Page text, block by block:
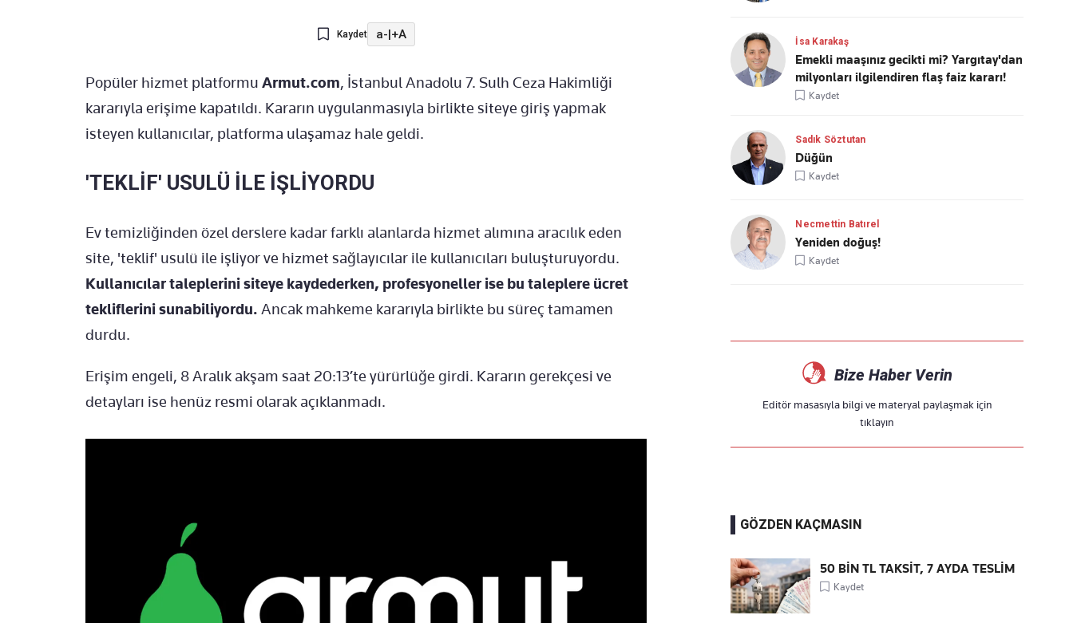
Kaydet a-|+A
Popüler hizmet platformu Armut.com, İstanbul Anadolu 7. Sulh Ceza Hakimliği
kararıyla erişime kapatıldı. Kararın uygulanmasıyla birlikte siteye giriş yapmak
isteyen kullanıcılar, platforma ulaşamaz hale geldi.
'TEKLİF' USULÜ İLE İŞLİYORDU
Ev temizliğinden özel derslere kadar farklı alanlarda hizmet alımına aracılık eden
site, 'teklif' usulü ile işliyor ve hizmet sağlayıcılar ile kullanıcıları buluşturuyordu.
Kullanıcılar taleplerini siteye kaydederken, profesyoneller ise bu taleplere ücret
tekliflerini sunabiliyordu. Ancak mahkeme kararıyla birlikte bu süreç tamamen
durdu.
Erişim engeli, 8 Aralık akşam saat 20:13’te yürürlüğe girdi. Kararın gerekçesi ve
detayları ise henüz resmi olarak açıklanmadı.
İsa Karakaş
Emekli maaşınız gecikti mi? Yargıtay'dan
milyonları ilgilendiren flaş faiz kararı!
Kaydet
Sadık Söztutan
Düğün
Kaydet
Necmettin Batırel
Yeniden doğuş!
Kaydet
Bize Haber Verin
Editör masasıyla bilgi ve materyal paylaşmak için
tıklayın
GÖZDEN KAÇMASIN
50 BİN TL TAKSİT, 7 AYDA TESLİM
Kaydet